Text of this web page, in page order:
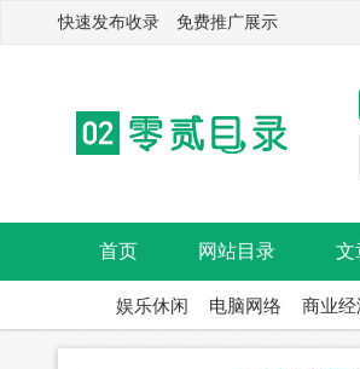
快速发布收录 免费推广展示
首页 网站目录 文
娱乐休闲 电脑网络 商业经